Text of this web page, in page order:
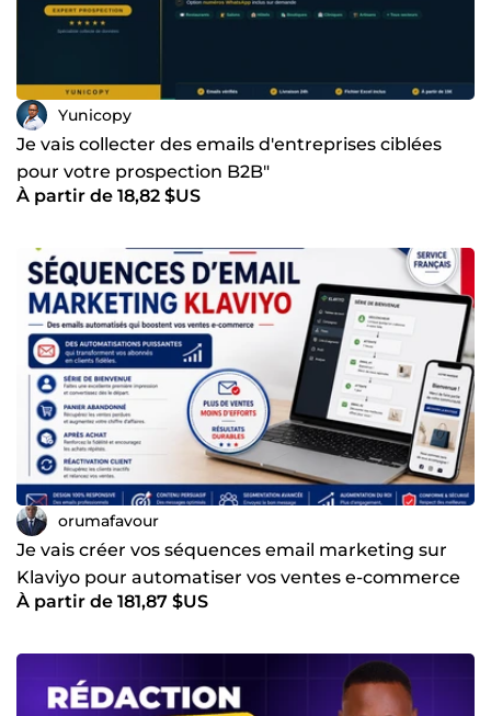
Yunicopy
Je vais collecter des emails d'entreprises ciblées
pour votre prospection B2B"
À partir de 18,82 $US
orumafavour
Je vais créer vos séquences email marketing sur
Klaviyo pour automatiser vos ventes e-commerce
À partir de 181,87 $US